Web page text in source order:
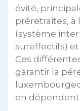
évité,
préretraites, à
(système
sureffectifs) et
Ces
garantir la
en